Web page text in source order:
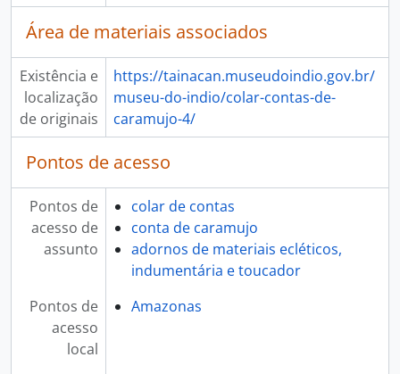
Área de materiais associados
Existência e
localização
de originais
https://tainacan.museudoindio.gov.br/
museu-do-indio/colar-contas-de-
caramujo-4/
Pontos de acesso
Pontos de
acesso de
assunto
colar de contas
conta de caramujo
adornos de materiais ecléticos,
indumentária e toucador
Pontos de
acesso
local
Amazonas